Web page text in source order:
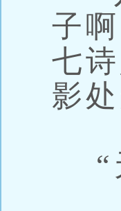
子
七
影
“